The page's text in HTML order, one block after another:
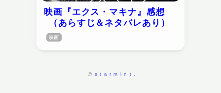
映画『エクス・マキナ』感想
（あらすじ＆ネタバレあり）
映画
© starmint.